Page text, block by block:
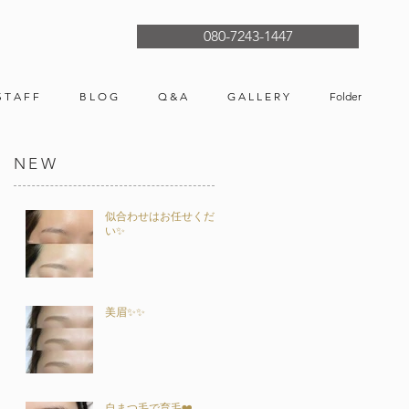
080-7243-1447
T A F F B L O G Q & A G A L L E R Y Folder
NEW
似合わせはお任せくださ
い✨
美眉✨✨